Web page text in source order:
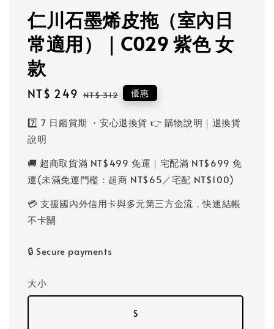
仁川石墨烯皮拖（室內日
常適用）｜C029 紫色 女
款
Sale
NT$ 249 Regular
NT$ 312 優惠
7️⃣ 7 日鑑賞期 ・安心退換貨 👉 購物說明｜退換貨
說明
🚚 超商取貨滿 NT$499 免運｜宅配滿 NT$699 免
運(未滿免運門檻：超商 NT$65／宅配 NT$100)
💳 支援國內外信用卡與多元第三方金流，快速結帳
不卡關
🔒 Secure payments
大小
S